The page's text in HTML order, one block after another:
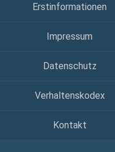
Erstinformationen
Impressum
Datenschutz
Verhaltenskodex
Kontakt